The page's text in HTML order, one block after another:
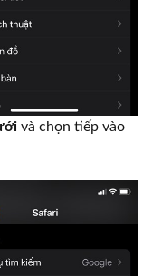
và chọn tiếp vào